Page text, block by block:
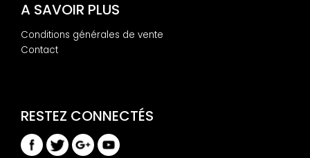
A SAVOIR PLUS
Conditions générales de vente
Contact